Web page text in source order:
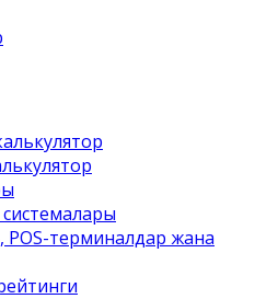
POS-терминалдар жана